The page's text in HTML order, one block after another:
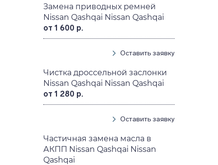
Замена приводных ремней
Nissan Qashqai Nissan Qashqai
от 1 600 р.
Оставить заявку
Чистка дроссельной заслонки
Nissan Qashqai Nissan Qashqai
от 1 280 р.
Оставить заявку
Частичная замена масла в
АКПП Nissan Qashqai Nissan
Qashqai